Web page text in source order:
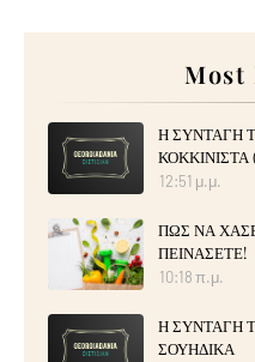
Most
Η ΣΥΝΤΑΓΗ
12:51 μ.μ.
ΠΩΣ ΝΑ
ΠΕΙΝΑΣΕΤΕ!
10:18 π.μ.
Η ΣΥΝΤΑΓΗ
ΣΟΥΗΔΙΚΑ